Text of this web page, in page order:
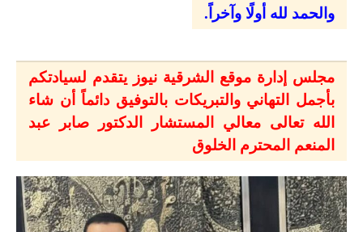
والحمد لله أولًا وآخراً.
مجلس إدارة موقع الشرقية نيوز يتقدم لسيادتكم
بأجمل التهاني والتبريكات بالتوفيق دائماً أن شاء
الله تعالى معالي المستشار الدكتور صابر عبد
المنعم المحترم الخلوق